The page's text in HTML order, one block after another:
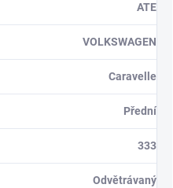
ATE
VOLKSWAGEN
Caravelle
Přední
333
Odvětrávaný